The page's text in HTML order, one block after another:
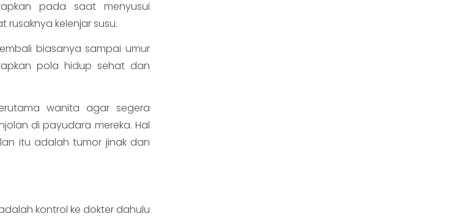
pada saat menyusui
kelenjar susu.
biasanya sampai umur
pola hidup sehat dan
wanita agar segera
di payudara mereka. Hal
itu adalah tumor jinak dan
kontrol ke dokter dahulu